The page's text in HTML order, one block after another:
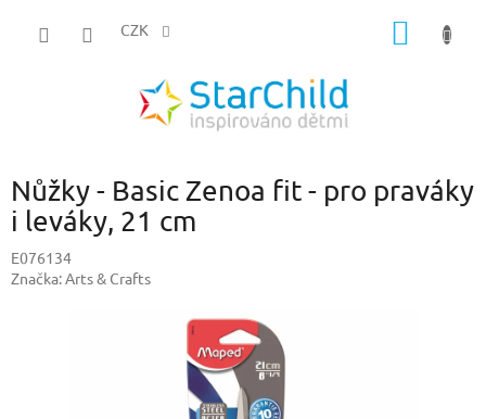
CZK
Nůžky - Basic Zenoa fit - pro praváky
i leváky, 21 cm
E076134
Značka:Arts & Crafts